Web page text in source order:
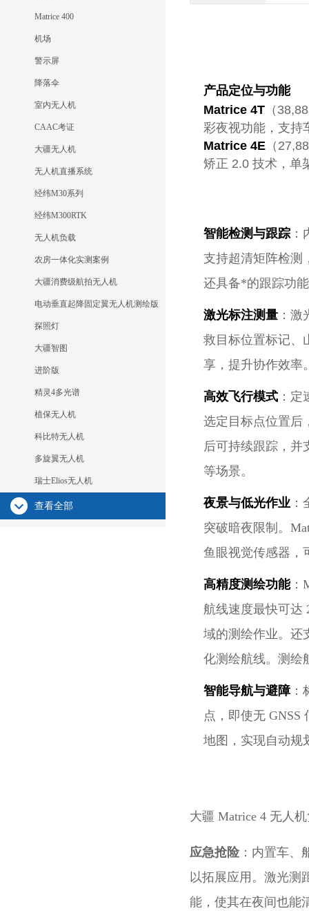
Matrice 400
机场
警示屏
降落伞
室内无人机
CAAC考证
大疆无人机
无人机直播系统
经纬M30系列
经纬M300RTK
无人机负载
农房一体化实测案例
大疆消费级航拍无人机
电动垂直起降固定翼无人机测绘版
探照灯
大疆智图
进阶版
精灵4多光谱
植保无人机
科比特无人机
多旋翼无人机
瑞士Elios无人机
查看全部
产品定位与功能
Matrice 4T （
彩夜视功能，支持
Matrice 4E （
矫正 2.0 技术，单
智能检测与跟踪
支持超清矩阵检测
还具备*的跟踪功
激光标注测量 ：
救目标位置标记、
享，提升协作效率
高效飞行模式 ：
选定目标点位置后
后可持续跟踪，并
等场景。
夜景与低光作业
突破暗夜限制。
鱼眼视觉传感器，
高精度测绘功能：
航线速度最快可达
域的测绘作业。还
化测绘航线。测绘
智能导航与避障：
点，即使无
地图，实现自动规
大疆 Matrice 4 无人
应急抢险：内置车、
以拓展应用。激光测
能，使其在夜间也能